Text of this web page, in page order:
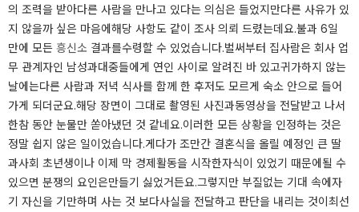
의 조력을 받아​다른 사람을 만나고 있다는 의심은 들었지만다른 사유가 있
지 않을까 싶은 마음에해당 사항도 같이 조사 의뢰 드렸는데요.​불과 6일
만에 모든 흥신소 결과를수령할 수 있었습니다.​벌써부터 집사람은 회사 업
무 관계자인 남성과대중들에게 연인 사이로 알려진 바 있고귀가하지 않는
날에는다른 사람과 저녁 식사를 함께 한 후저도 모르게 숙소 안으로 들어
가게 되더군요.​해당 장면이 그대로 촬영된 사진과동영상을 전달받고 나서
한참 동안 눈물만 쏟아냈던 것 같네요.​​이러한 모든 상황을 인정하는 것은
정말 쉽지 않은 일이었습니다.​게다가 조만간 결혼식을 올릴 예정인 큰 딸
과사회 초년생이나 이제 막 경제활동을 시작한자식이 있었기 때문에될 수
있으면 분쟁의 요인은만들기 싫었거든요.​그렇지만 부질없는 기대 속에자
기 자신을 기만하며 사는 것 보다사실을 전달하고 판단을 내리는 것이최선